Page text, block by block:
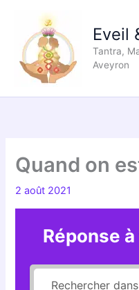
contenu
Eveil
Tantra,
Aveyron
Quand on
2 août 2021
Réponse